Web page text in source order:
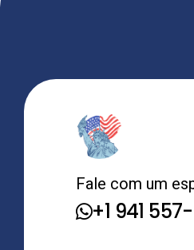
Fale com um
+1 941